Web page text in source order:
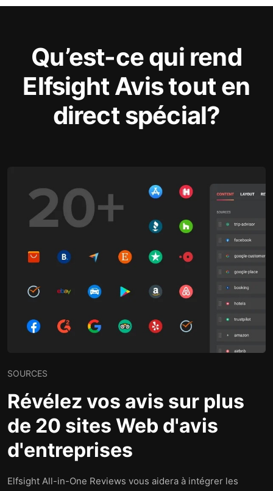
Qu’est-ce qui rend
Elfsight Avis tout en
direct spécial?
SOURCES
Révélez vos avis sur plus
de 20 sites Web d'avis
d'entreprises
Elfsight All-in-One Reviews vous aidera à intégrer les